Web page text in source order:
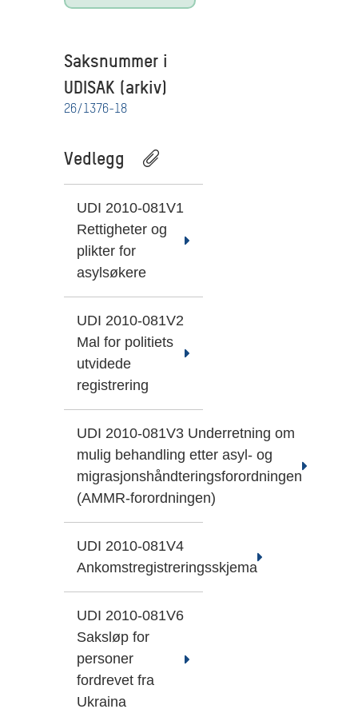
Saksnummer i
UDISAK (arkiv)
26/1376-18
Vedlegg
UDI 2010-081V1
Rettigheter og
plikter for
asylsøkere
UDI 2010-081V2
Mal for politiets
utvidede
registrering
UDI 2010-081V3 Underretning om
mulig behandling etter asyl- og
migrasjonshåndteringsforordningen
(AMMR-forordningen)
UDI 2010-081V4
Ankomstregistreringsskjema
UDI 2010-081V6
Saksløp for
personer
fordrevet fra
Ukraina